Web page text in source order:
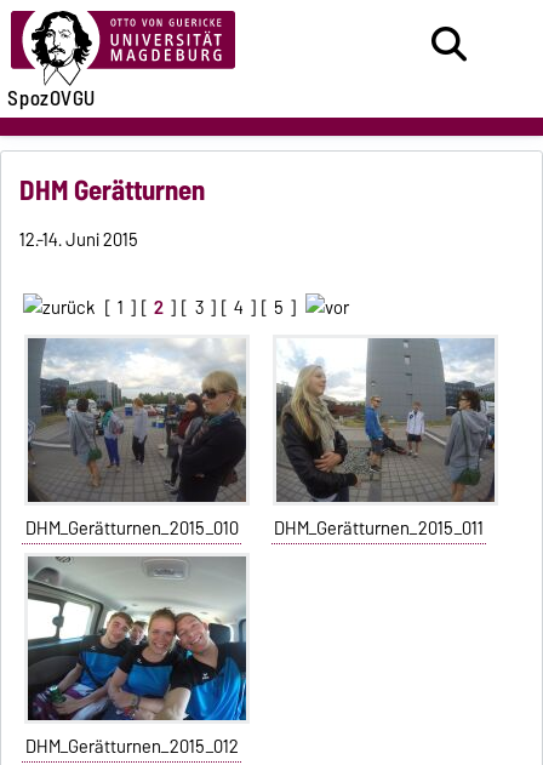
SpozOVGU
DHM Gerätturnen
12.-14. Juni 2015
[ 1 ] [ 2 ] [ 3 ] [ 4 ] [ 5 ]
DHM_Gerätturnen_2015_010 DHM_Gerätturnen_2015_011
DHM_Gerätturnen_2015_012